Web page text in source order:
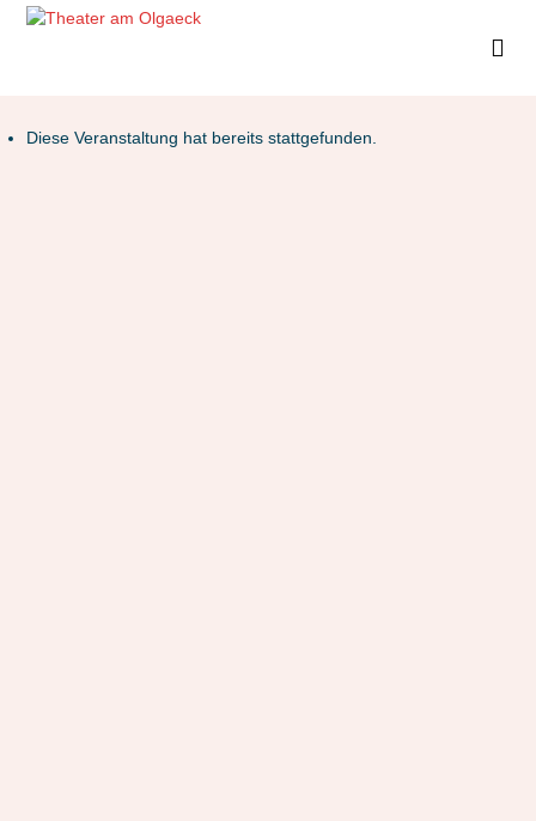
Diese Veranstaltung hat bereits stattgefunden.